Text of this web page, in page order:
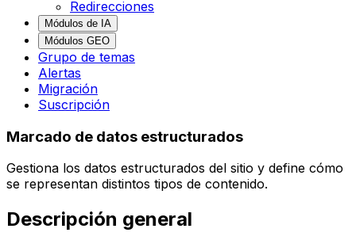
Redirecciones
Módulos de IA
Módulos GEO
Grupo de temas
Alertas
Migración
Suscripción
Marcado de datos estructurados
Gestiona los datos estructurados del sitio y define cómo
se representan distintos tipos de contenido.
Descripción general